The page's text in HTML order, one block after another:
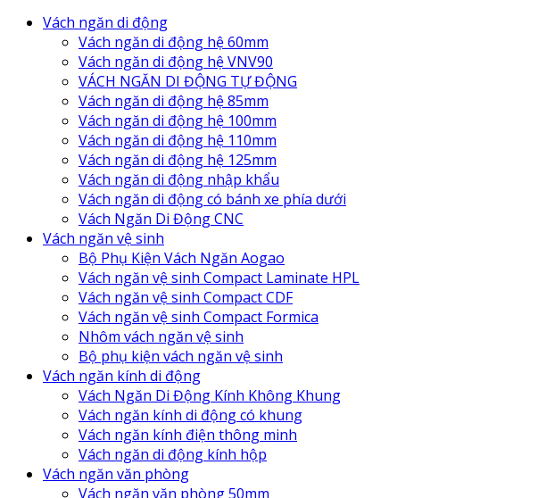
Vách ngăn di động
Vách ngăn di động hệ 60mm
Vách ngăn di động hệ VNV90
VÁCH NGĂN DI ĐỘNG TỰ ĐỘNG
Vách ngăn di động hệ 85mm
Vách ngăn di động hệ 100mm
Vách ngăn di động hệ 110mm
Vách ngăn di động hệ 125mm
Vách ngăn di động nhập khẩu
Vách ngăn di động có bánh xe phía dưới
Vách Ngăn Di Động CNC
Vách ngăn vệ sinh
Bộ Phụ Kiện Vách Ngăn Aogao
Vách ngăn vệ sinh Compact Laminate HPL
Vách ngăn vệ sinh Compact CDF
Vách ngăn vệ sinh Compact Formica
Nhôm vách ngăn vệ sinh
Bộ phụ kiện vách ngăn vệ sinh
Vách ngăn kính di động
Vách Ngăn Di Động Kính Không Khung
Vách ngăn kính di động có khung
Vách ngăn kính điện thông minh
Vách ngăn di động kính hộp
Vách ngăn văn phòng
Vách ngăn văn phòng 50mm